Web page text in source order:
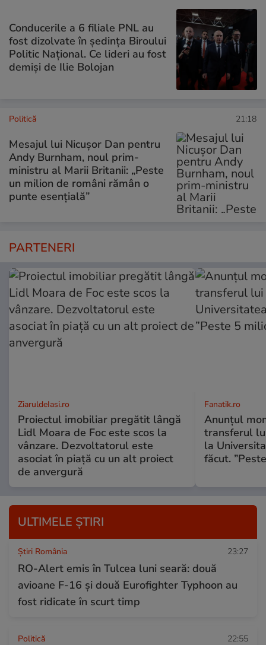
Conducerile a 6 filiale PNL au
fost dizolvate în ședința Biroului
Politic Național. Ce lideri au fost
demiși de Ilie Bolojan
Politică 21:18
Mesajul lui Nicușor Dan pentru
Andy Burnham, noul prim-
ministru al Marii Britanii: „Peste
un milion de români rămân o
punte esențială”
PARTENERI
ZiaruldeIasi.ro
Proiectul imobiliar pregătit lângă
Lidl Moara de Foc este scos la
vânzare. Dezvoltatorul este
asociat în piață cu un alt proiect
de anvergură
Fanatik.ro
Anunțul
transferul
la
făcut.
ULTIMELE ȘTIRI
Știri România 23:27
RO-Alert emis în Tulcea luni seară: două
avioane F-16 și două Eurofighter Typhoon au
fost ridicate în scurt timp
Politică 22:55